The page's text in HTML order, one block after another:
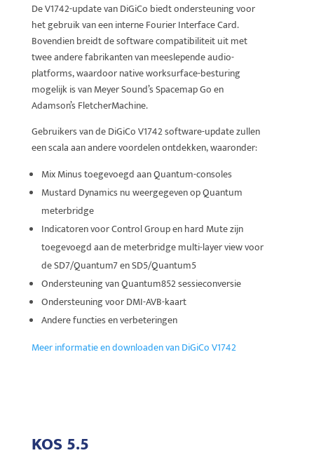
De V1742-update van DiGiCo biedt ondersteuning voor
het gebruik van een interne Fourier Interface Card.
Bovendien breidt de software compatibiliteit uit met
twee andere fabrikanten van meeslepende audio-
platforms, waardoor native worksurface-besturing
mogelijk is van Meyer Sound’s Spacemap Go en
Adamson’s FletcherMachine.
Gebruikers van de DiGiCo V1742 software-update zullen
een scala aan andere voordelen ontdekken, waaronder:
Mix Minus toegevoegd aan Quantum-consoles
Mustard Dynamics nu weergegeven op Quantum
meterbridge
Indicatoren voor Control Group en hard Mute zijn
toegevoegd aan de meterbridge multi-layer view voor
de SD7/Quantum7 en SD5/Quantum5
Ondersteuning van Quantum852 sessieconversie
Ondersteuning voor DMI-AVB-kaart
Andere functies en verbeteringen
Meer informatie en downloaden van DiGiCo V1742
KOS 5.5